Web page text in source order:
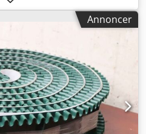
aftale.
Annoncer